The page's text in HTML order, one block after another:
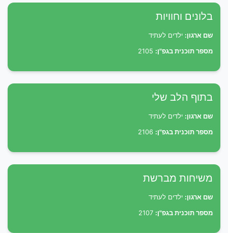
בלונים וחוויות
שם ארגון: ילדים לעתיד
מספר תוכנית בגפ"ן:
בתוף הלב שלי
שם ארגון: ילדים לעתיד
מספר תוכנית בגפ"ן:
משיחות מברשת
שם ארגון: ילדים לעתיד
מספר תוכנית בגפ"ן: